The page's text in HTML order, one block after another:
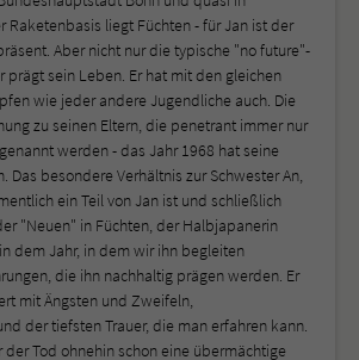
Raketenbasis liegt Füchten - für Jan ist der
Aber nicht nur die typische "no future"-
prägt sein Leben. Er hat mit den gleichen
wie jeder andere Jugendliche auch. Die
zu seinen Eltern, die penetrant immer nur
werden - das Jahr 1968 hat seine
Das besondere Verhältnis zur Schwester An,
ein Teil von Jan ist und schließlich
"Neuen" in Füchten, der Halbjapanerin
dem Jahr, in dem wir ihn begleiten
die ihn nachhaltig prägen werden. Er
mit Ängsten und Zweifeln,
der tiefsten Trauer, die man erfahren kann.
der Tod ohnehin schon eine übermächtige